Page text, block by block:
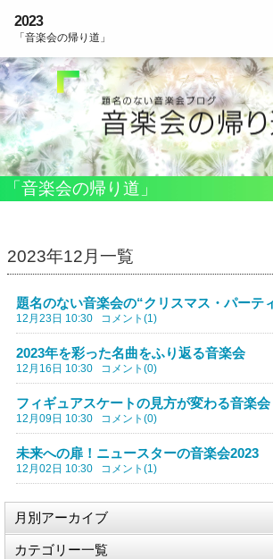
2023
「音楽会の帰り道」
「音楽会の帰り道」
2023年12月一覧
題名のない音楽会の“クリスマス・パーテ
12月23日 10:30 コメント(1)
2023年を彩った名曲をふり返る音楽会
12月16日 10:30 コメント(0)
フィギュアスケートの見方が変わる音楽会
12月09日 10:30 コメント(0)
未来への扉！ニュースターの音楽会2023
12月02日 10:30 コメント(1)
月別アーカイブ
カテゴリー一覧